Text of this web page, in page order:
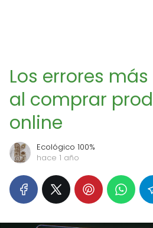
Los errores
al comprar
online
Ecológico 100%
hace 1 año